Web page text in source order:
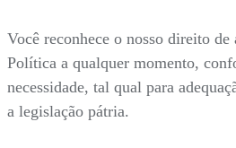
Você reconhece o nosso direito de
Política a qualquer momento,
necessidade, tal qual para
a legislação pátria.